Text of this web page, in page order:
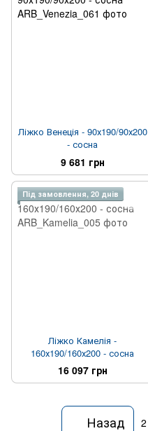
Ліжко Венеція - 90х190/90х200
- сосна
9 681 грн
Під замовлення, 20 днів
Ліжко Камелія -
160х190/160х200 - сосна
16 097 грн
Назад 2